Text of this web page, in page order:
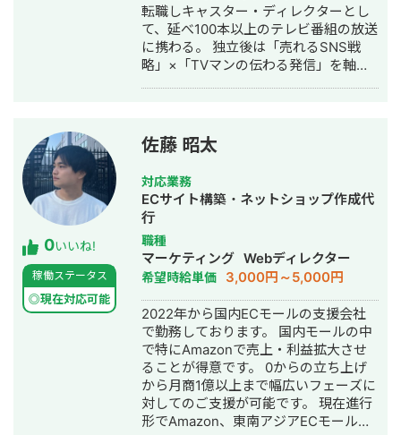
クションなどを約2年間行ってきまし
た。そのため、広告のクリック数や
CPAだけでなく、ユーザー心理やペー
ジ改善の観点からも施策を考えること
が可能です。 さらに、エンジニアとし
構成、タグ・計測設定、イベント設
計、システム側の構造理解にも強みが
あり、広告運用と制作・計測まわりを
横断して対応できます。 対応可能な業
務は、Meta広告・Google広告の運用
補助、広告アカウントの初期設定、ピ
クセル・タグ・コンバージョン計測の
確認、数値分析、日次・週次レポート
作成、改善提案、広告文作成、バナー
の訴求設計、動画広告の台本作成、LP
改善提案、LINE導線改善などです。 広
告運用単体ではなく、クリエイティ
ブ、LP、計測、LINE導線まで含めて、
事業成果につながる広告改善を行いた
いと考えています。丁寧な報連相と当
事者意識を大切にしながら、数値をも
とに改善を積み重ねていきます。
転職しキャスター・ディレクターとし
て、延べ100本以上のテレビ番組の放送
に携わる。 独立後は「売れるSNS戦
略」×「TVマンの伝わる発信」を軸
0いいね!
稼働ステータス
◎現在対応可能
佐藤 昭太
対応業務
ECサイト構築・ネットショップ作成代
行
職種
マーケティング Webディレクター
希望時給単価 3,000円～5,000円
2022年から国内ECモールの支援会社
で勤務しております。 国内モールの中
で特にAmazonで売上・利益拡大させ
ることが得意です。 0からの立ち上げ
から月商1億以上まで幅広いフェーズに
対してのご支援が可能です。 現在進行
形でAmazon、東南アジアECモール